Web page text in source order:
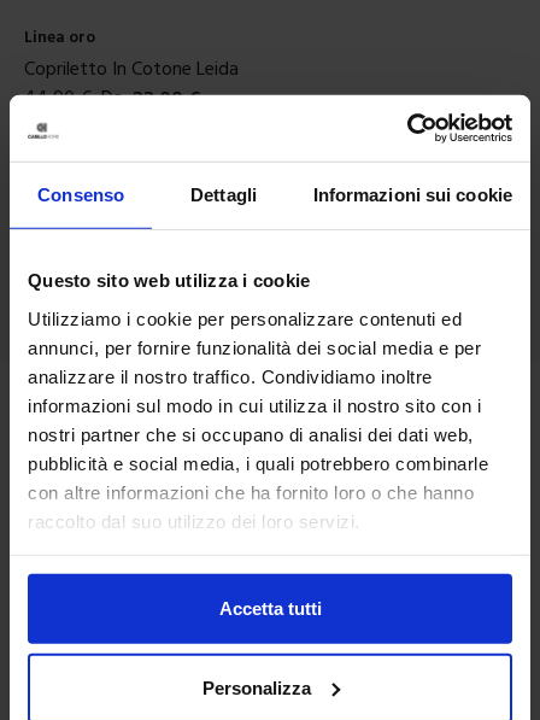
Consenso Dettagli Informazioni sui cookie
Questo sito web utilizza i cookie
Utilizziamo i cookie per personalizzare contenuti ed
annunci, per fornire funzionalità dei social media e per
analizzare il nostro traffico. Condividiamo inoltre
informazioni sul modo in cui utilizza il nostro sito con i
nostri partner che si occupano di analisi dei dati web,
pubblicità e social media, i quali potrebbero combinarle
con altre informazioni che ha fornito loro o che hanno
raccolto dal suo utilizzo dei loro servizi.
Accetta tutti
Personalizza
Linea oro
Copriletto In Cotone Leida
44,90€ Da 22,00€
Colori disponibili
Azzurro